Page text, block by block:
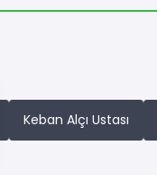
Keban Alçı Ustası